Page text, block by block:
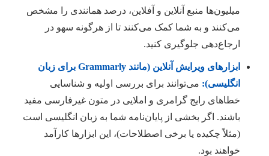
میلیون‌ها منبع آنلاین و آفلاین، درصد همانندی را مشخص
می‌کنند و به شما کمک می‌کنند تا از هرگونه سهو در
ارجاع‌دهی جلوگیری کنید.
ابزارهای ویرایش آنلاین (مانند Grammarly برای زبان
انگلیسی):می‌توانند برای بررسی اولیه و شناسایی
خطاهای رایج گرامری و املایی در متون غیرفارسی مفید
باشند. اگر بخشی از پایان‌نامه شما به زبان انگلیسی است
(مثلاً چکیده یا برخی اصطلاحات)، این ابزارها کارآمد
خواهند بود.